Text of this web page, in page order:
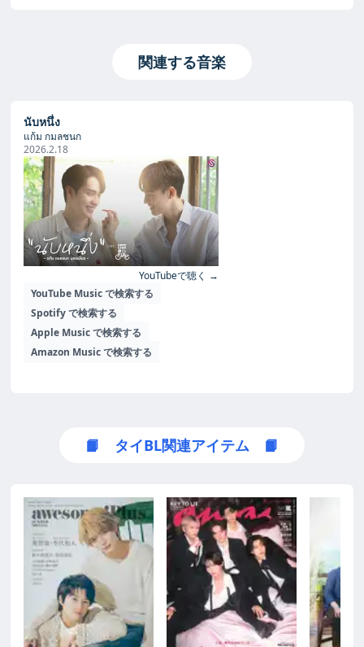
関連する音楽
นับหนึ่ง
แก้ม กมลชนก
2026.2.18
YouTubeで聴く →
YouTube Music で検索する
Spotify で検索する
Apple Music で検索する
Amazon Music で検索する
📙 タイBL関連アイテム 📙